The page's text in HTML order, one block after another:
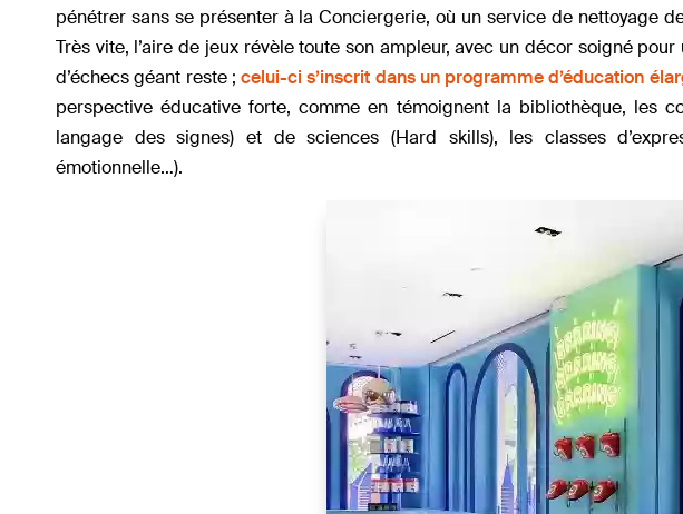
pénétrer sans se présenter à la Conciergerie, où un service de nettoyage
Très vite, l’aire de jeux révèle toute son ampleur, avec un décor soigné
d’échecs géant reste ;celui-ci s’inscrit dans un programme d’éducation
perspective éducative forte, comme en témoignent la bibliothèque, les
langage des signes) et de sciences (Hard skills), les classes
émotionnelle…).